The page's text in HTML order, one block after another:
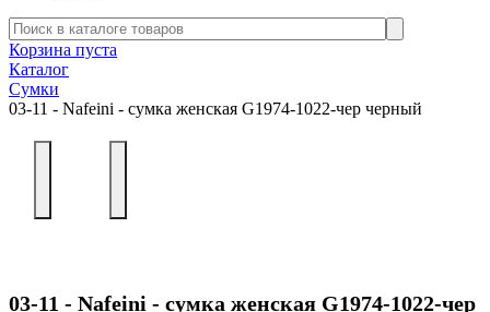
Корзина пуста
Каталог
Сумки
03-11 - Nafeini - сумка женская G1974-1022-чер черный
03-11 - Nafeini - сумка женская G1974-1022-чер